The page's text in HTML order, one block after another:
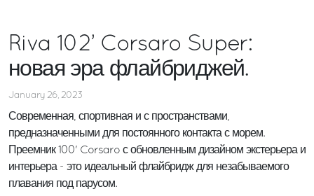
Riva 102’ Corsaro Super:
новая эра флайбриджей.
January 26, 2023
Современная, спортивная и с пространствами,
предназначенными для постоянного контакта с морем.
Преемник 100' Corsaro с обновленным дизайном экстерьера и
интерьера - это идеальный флайбридж для незабываемого
плавания под парусом.